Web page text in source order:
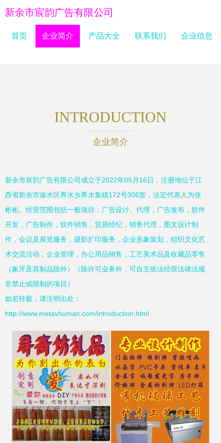
新余市宸韵广告有限公司
首页 企业简介 产品大全 联系我们 企业信息
INTRODUCTION
企业简介
新余市宸韵广告有限公司成立于2022年05月16日，注册地位于江
西省新余市渝水区界水乡界水集镇172号306室，法定代表人为张
彬彬。经营范围包括一般项目：广告设计、代理，广告发布，软件
开发，广告制作，软件销售，贸易经纪，销售代理，图文设计制
作，会议及展览服务，摄影扩印服务，企业形象策划，组织文化艺
术交流活动，企业管理，办公用品销售，工艺美术品及收藏品零售
（象牙及其制品除外）（除许可业务外，可自主依法经营法律法规
非禁止或限制的项目）
如若转载，请注明出处：
http://www.metavhuman.com/introduction.html